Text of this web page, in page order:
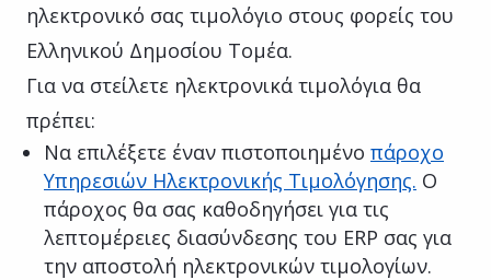
ηλεκτρονικό σας τιμολόγιο στους φορείς του
Ελληνικού Δημοσίου Τομέα.
Για να στείλετε ηλεκτρονικά τιμολόγια θα
πρέπει:
Να επιλέξετε έναν πιστοποιημένο πάροχο
Υπηρεσιών Ηλεκτρονικής Τιμολόγησης. Ο
πάροχος θα σας καθοδηγήσει για τις
λεπτομέρειες διασύνδεσης του ERP σας για
την αποστολή ηλεκτρονικών τιμολογίων.